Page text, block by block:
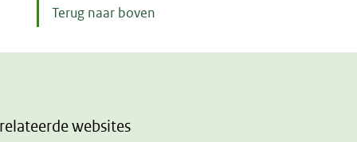
Terug naar boven
websites